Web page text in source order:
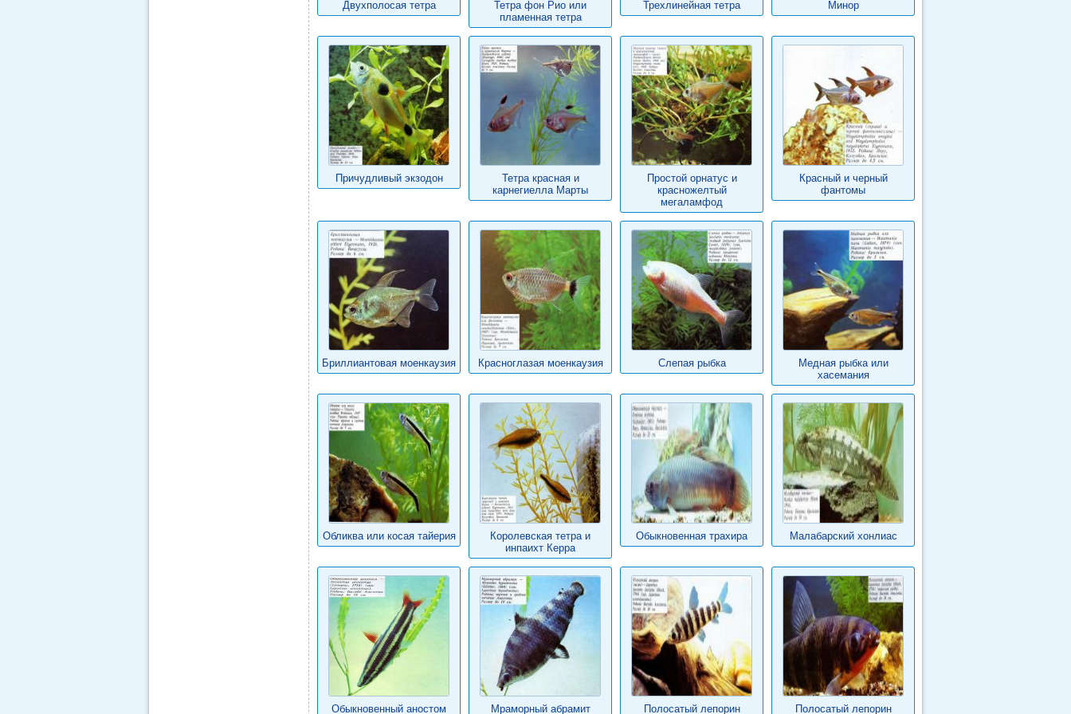
Двухполосая тетра
Тетра фон Рио или
пламенная тетра
Трехлинейная тетра Минор
Причудливый экзодон
Тетра красная и
карнегиелла Марты
Простой орнатус и
красножелтый
мегаламфод
Красный и черный
фантомы
Бриллиантовая моенкаузия Красноглазая моенкаузия Слепая рыбка
Медная рыбка или
хасемания
Обликва или косая тайерия
Королевская тетра и
инпаихт Керра
Обыкновенная трахира Малабарский хонлиас
Обыкновенный аностом Мраморный абрамит Полосатый лепорин Полосатый лепорин